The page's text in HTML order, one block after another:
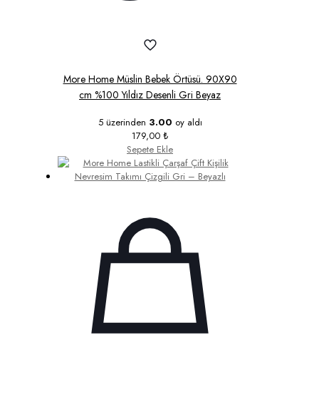
More Home Müslin Bebek Örtüsü. 90X90
cm %100 Yıldız Desenli Gri Beyaz
5 üzerinden 3.00 oy aldı
179,00 ₺
Sepete Ekle